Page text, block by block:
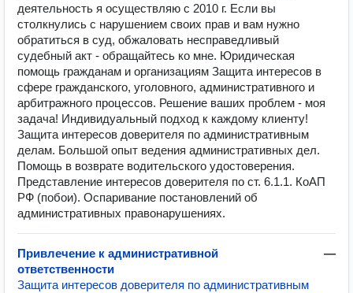
деятельность я осуществляю с 2010 г. Если вы
столкнулись с нарушением своих прав и вам нужно
обратиться в суд, обжаловать несправедливый
судебный акт - обращайтесь ко мне. Юридическая
помощь гражданам и организациям Защита интересов в
сфере гражданского, уголовного, административного и
арбитражного процессов. Решение ваших проблем - моя
задача! Индивидуальный подход к каждому клиенту!
Защита интересов доверителя по административным
делам. Большой опыт ведения административных дел.
Помощь в возврате водительского удостоверения.
Представление интересов доверителя по ст. 6.1.1. КоАП
РФ (побои). Оспаривание постановлений об
административных правонарушениях.
Привлечение к административной
ответственности
—
Защита интересов доверителя по административным